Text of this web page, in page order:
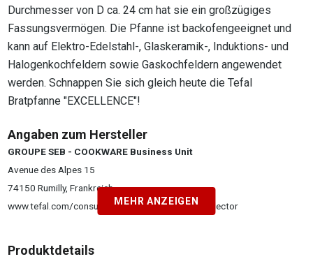
Durchmesser von D ca. 24 cm hat sie ein großzügiges
Fassungsvermögen. Die Pfanne ist backofengeeignet und
kann auf Elektro-Edelstahl-, Glaskeramik-, Induktions- und
Halogenkochfeldern sowie Gaskochfeldern angewendet
werden. Schnappen Sie sich gleich heute die Tefal
Bratpfanne "EXCELLENCE"!
Angaben zum Hersteller
GROUPE SEB - COOKWARE Business Unit
Avenue des Alpes 15
74150 Rumilly, Frankreich
www.tefal.com/consumer-services/contact-us-selector
MEHR ANZEIGEN
Produktdetails